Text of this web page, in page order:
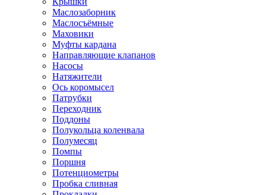
Маслозаборник
Маслосъёмные
Маховики
Муфты кардана
Направляющие клапанов
Насосы
Натяжители
Ось коромысел
Патрубки
Переходник
Поддоны
Полукольца коленвала
Полумесяц
Помпы
Поршня
Потенциометры
Пробка сливная